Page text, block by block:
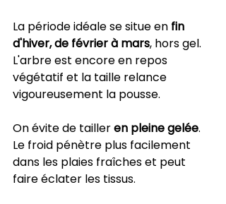
La période idéale se situe en fin
d'hiver, de février à mars, hors gel.
L'arbre est encore en repos
végétatif et la taille relance
vigoureusement la pousse.
On évite de tailler en pleine gelée.
Le froid pénètre plus facilement
dans les plaies fraîches et peut
faire éclater les tissus.